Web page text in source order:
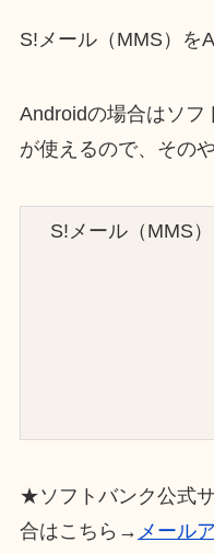
S!メール（MMS）を
Androidの場合はソフ
が使えるので、その
S!メール（MMS）
★ソフトバンク公式
合はこちら→ メール